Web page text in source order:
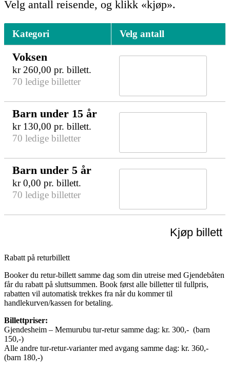
Velg antall reisende, og klikk «kjøp».
Kategori Velg antall
Voksen
kr260,00 pr. billett.
70 ledige billetter
Barn under 15 år
kr130,00 pr. billett.
70 ledige billetter
Barn under 5 år
kr0,00 pr. billett.
70 ledige billetter
Kjøp billett
Rabatt på returbillett
Booker du retur-billett samme dag som din utreise med Gjendebåten
får du rabatt på sluttsummen. Book først alle billetter til fullpris,
rabatten vil automatisk trekkes fra når du kommer til
handlekurven/kassen for betaling.
Billettpriser:
Gjendesheim – Memurubu tur-retur samme dag: kr. 300,- (barn
150,-)
Alle andre tur-retur-varianter med avgang samme dag: kr. 360,-
(barn 180,-)